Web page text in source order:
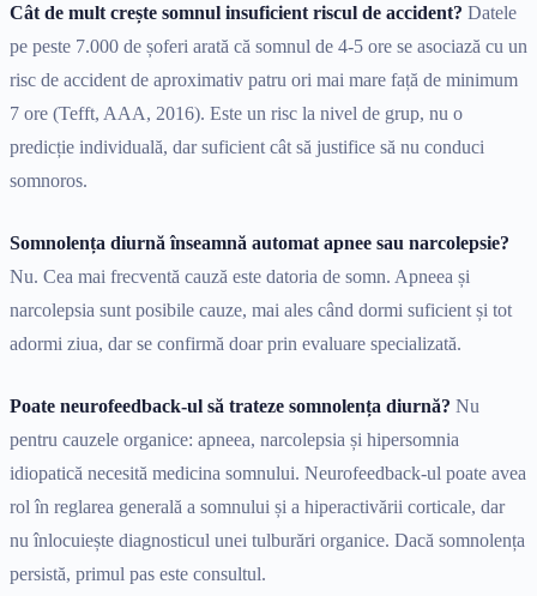
Cât de mult crește somnul insuficient riscul de accident? Datele
pe peste 7.000 de șoferi arată că somnul de 4-5 ore se asociază cu un
risc de accident de aproximativ patru ori mai mare față de minimum
7 ore (Tefft, AAA, 2016). Este un risc la nivel de grup, nu o
predicție individuală, dar suficient cât să justifice să nu conduci
somnoros.
Somnolența diurnă înseamnă automat apnee sau narcolepsie?
Nu. Cea mai frecventă cauză este datoria de somn. Apneea și
narcolepsia sunt posibile cauze, mai ales când dormi suficient și tot
adormi ziua, dar se confirmă doar prin evaluare specializată.
Poate neurofeedback-ul să trateze somnolența diurnă? Nu
pentru cauzele organice: apneea, narcolepsia și hipersomnia
idiopatică necesită medicina somnului. Neurofeedback-ul poate avea
rol în reglarea generală a somnului și a hiperactivării corticale, dar
nu înlocuiește diagnosticul unei tulburări organice. Dacă somnolența
persistă, primul pas este consultul.